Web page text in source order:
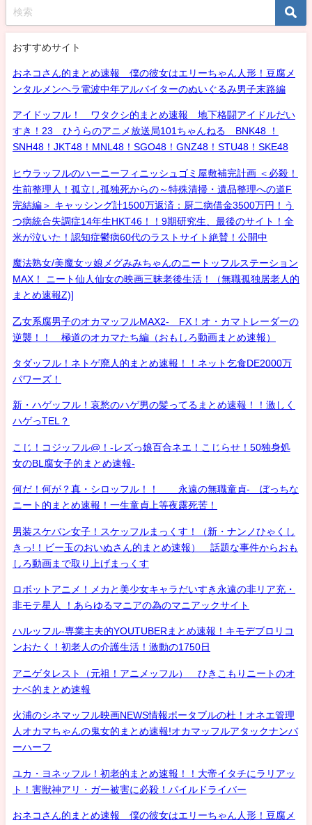
おすすめサイト
おネコさん的まとめ速報 僕の彼女はエリーちゃん人形！豆腐メ
ンタルメンヘラ電波中年アルバイターのぬいぐるみ男子末路編
アイドッフル！ ワタクシ的まとめ速報 地下格闘アイドルだい
すき！23 ひうらのアニメ放送局101ちゃんねる BNK48 ！
SNH48！JKT48！MNL48！SGO48！GNZ48！STU48！SKE48
ヒウラッフルのハーニーフィニッシュゴミ屋敷補完計画 ＜必殺！
生前整理人！孤立し孤独死からの～特殊清掃・遺品整理への道F
完結編＞ キャッシング計1500万返済：厨二病借金3500万円！う
つ病統合失調症14年生HKT46！！9期研究生、最後のサイト！全
米が泣いた！認知症鬱病60代のラストサイト絶賛！公開中
魔法熟女/美魔女ッ娘メグみみちゃんのニートッフルステーション
MAX！ ニート仙人仙女の映画三昧老後生活！（無職孤独居老人的
まとめ速報Z)]
乙女系腐男子のオカマッフルMAX2- FX！オ・カマトレーダーの
逆襲！！ 極道のオカマたち編（おもしろ動画まとめ速報）
タダッフル！ネトゲ廃人的まとめ速報！！ネット乞食DE2000万
パワーズ！
新・ハゲッフル！哀愁のハゲ男の髪ってるまとめ速報！！激しく
ハゲっTEL？
こじ！コジッフル@！-レズっ娘百合ネエ！こじらせ！50独身処
女のBL腐女子的まとめ速報-
何だ！何が？真・シロッフル！！ 永遠の無職童貞- ぼっちな
ニート的まとめ速報！一生童貞上等夜露死苦！
男装スケバン女子！スケッフルまっくす！（新・ナンノひゃくし
きっ!！ビー玉のおいぬさん的まとめ速報） 話題な事件からおも
しろ動画まで取り上げまっくす
ロボットアニメ！メカと美少女キャラだいすき永遠の非リア充・
非モテ星人 ！あらゆるマニアの為のマニアックサイト
ハルッフル-専業主夫的YOUTUBERまとめ速報！キモデブロリコ
ンおたく！初老人の介護生活！激動の1750日
アニゲタレスト（元祖！アニメッフル） ひきこもりニートのオ
ナベ的まとめ速報
火浦のシネマッフル映画NEWS情報ポータブルの杜！オネエ管理
人オカマちゃんの鬼女的まとめ速報!オカマッフルアタックナンバ
ーハーフ
ユカ・ヨネッフル！初老的まとめ速報！！大帝イタチにラリアッ
ト！害獣神アリ・ガー被害に必殺！パイルドライバー
おネコさん的まとめ速報 僕の彼女はエリーちゃん人形！豆腐メ